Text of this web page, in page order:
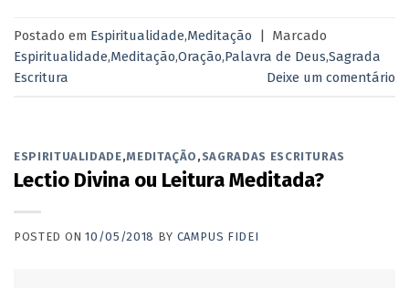
Postado em Espiritualidade,Meditação |
Marcado
Espiritualidade,Meditação,Oração,Palavra de Deus,Sagrada
Escritura
Deixe um comentário
ESPIRITUALIDADE,MEDITAÇÃO , SAGRADAS ESCRITURAS
Lectio Divina ou Leitura Meditada?
POSTED ON10/05/2018 BY CAMPUS FIDEI